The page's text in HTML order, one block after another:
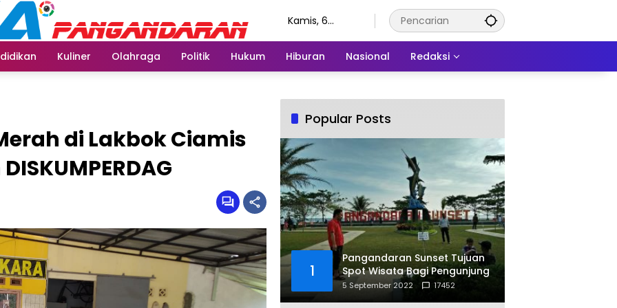
Kamis, 6
Kuliner Olahraga Politik Hukum Hiburan Nasional Redaksi
di Lakbok Ciamis
Popular Posts
1
Pangandaran Sunset Tujuan
Spot Wisata Bagi Pengunjung
5 September 2022 17452